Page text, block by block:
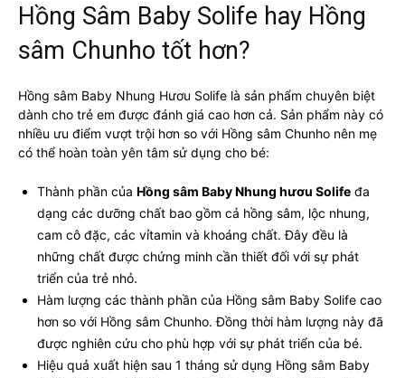
Hồng Sâm Baby Solife hay Hồng
sâm Chunho tốt hơn?
Hồng sâm Baby Nhung Hươu Solife là sản phẩm chuyên biệt
dành cho trẻ em được đánh giá cao hơn cả. Sản phẩm này có
nhiều ưu điểm vượt trội hơn so với Hồng sâm Chunho nên mẹ
có thể hoàn toàn yên tâm sử dụng cho bé:
Thành phần của Hồng sâm Baby Nhung hươu Solife đa
dạng các dưỡng chất bao gồm cả hồng sâm, lộc nhung,
cam cô đặc, các vỉtamin và khoáng chất. Đây đều là
những chất được chứng minh cần thiết đối với sự phát
triển của trẻ nhỏ.
Hàm lượng các thành phần của Hồng sâm Baby Solife cao
hơn so với Hồng sâm Chunho. Đồng thời hàm lượng này đã
được nghiên cứu cho phù hợp với sự phát triển của bé.
Hiệu quả xuất hiện sau 1 tháng sử dụng Hồng sâm Baby